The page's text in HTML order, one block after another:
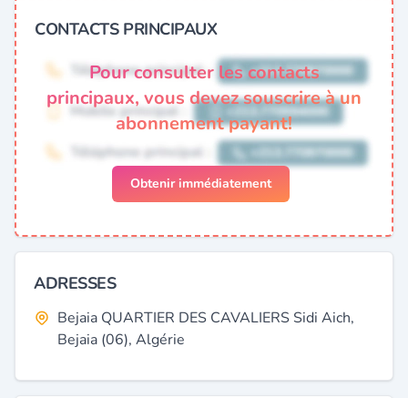
CONTACTS PRINCIPAUX
Pour consulter les contacts
principaux, vous devez souscrire à un
abonnement payant!
Obtenir immédiatement
ADRESSES
Bejaia QUARTIER DES CAVALIERS Sidi Aich,
Bejaia (06), Algérie